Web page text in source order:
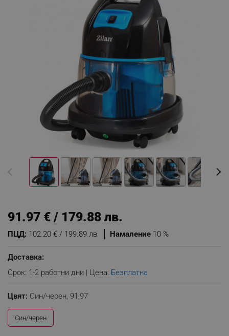
Намаление 10 %
ПЦД: 102.20 € / 199.89 лв.
91.97 € / 179.88 лв.
Доставка:
Срок: 1-2 работни дни | Цена: Безплатна
Цвят: Син/черен, 91,97
Син/черен